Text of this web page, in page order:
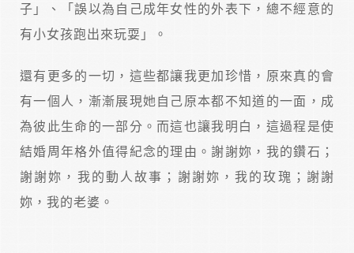
子」、「誤以為自己成年女性的外表下，總不經意的
有小女孩跑出來玩耍」。
還有更多的一切，這些都讓我更加珍惜，原來真的會
有一個人，漸漸展現她自己原本都不知道的一面，成
為彼此生命的一部分。而這也讓我明白，這過程是使
結婚周年格外值得紀念的理由。謝謝妳，我的鑽石；
謝謝妳，我的動人故事；謝謝妳，我的玫瑰；謝謝
妳，我的老婆。